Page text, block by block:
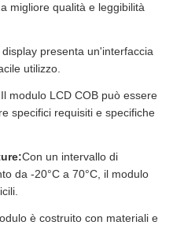
migliore qualità e leggibilità
display presenta un'interfaccia
utilizzo.
Il modulo LCD COB può essere
specifici requisiti e specifiche
Con un intervallo di
da -20°C a 70°C, il modulo
è costruito con materiali e